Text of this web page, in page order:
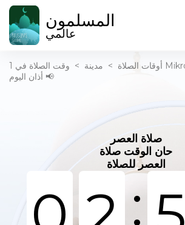
المسلمون
عالمي
أوقات الصلاة > مدينة >
وقت الصلاة في 1 Mikrorayon - أوزبكستان
📢 أذان اليوم
صلاة العصر
حان الوقت صلاة
العصر للصلاة
: